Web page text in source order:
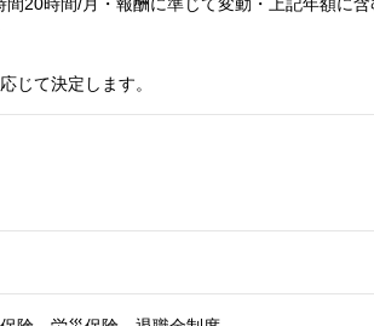
じて決定します。